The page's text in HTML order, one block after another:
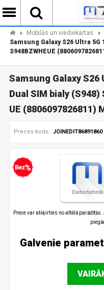
Mobilās un viediekārtas
Samsung Galaxy S26 Ultra 5G
S948BZWHEUE
Samsung Galaxy S26
Dual SIM bialy (S948)
UE (8806097826811)
Preces kods: JOINEDIT86891860
kredīts
Prece var atšķirties no attēlā
Galvenie